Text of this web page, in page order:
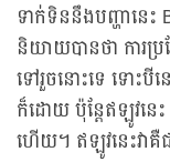
ទាក់ទិននឹងបញ្ហានេះ
និយាយបានថា ការប្
ទៅរួចនោះទេ ទោះបី
ក៏ដោយ ប៉ុន្តែឥឡូវនេ
ហើយ។ ឥឡូវនេះវាគឺ